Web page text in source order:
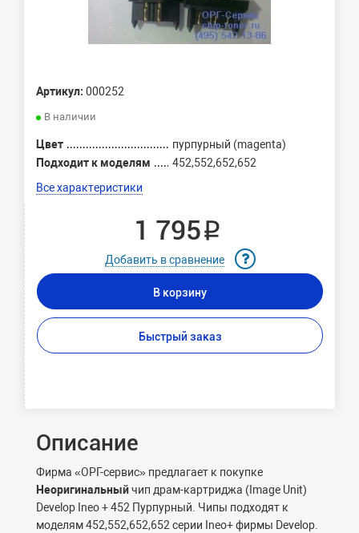
Артикул: 000252
В наличии
Цвет
пурпурный (magenta)
Подходит к моделям
452,552,652,652
Все характеристики
1 795 ₽
Добавить в сравнение
В корзину
Быстрый заказ
Описание
Фирма «ОРГ-сервис» предлагает к покупке
Неоригинальныйчип драм-картриджа (Image Unit)
Develop Ineo + 452 Пурпурный. Чипы подходят к
моделям 452,552,652,652 серии Ineo+ фирмы Develop.